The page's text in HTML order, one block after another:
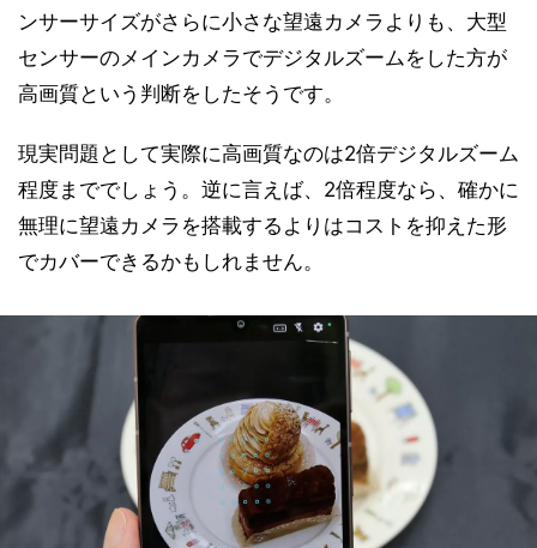
ンサーサイズがさらに小さな望遠カメラよりも、大型
センサーのメインカメラでデジタルズームをした方が
高画質という判断をしたそうです。
現実問題として実際に高画質なのは2倍デジタルズーム
程度まででしょう。逆に言えば、2倍程度なら、確かに
無理に望遠カメラを搭載するよりはコストを抑えた形
でカバーできるかもしれません。